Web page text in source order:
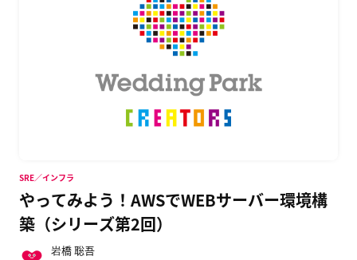
やってみよう！AWSでWEBサーバー環境構
築（シリーズ第2回）
SRE／インフラ
岩橋 聡吾